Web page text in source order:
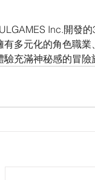
Inc.開發
多元化的角色職
充滿神秘感的冒險